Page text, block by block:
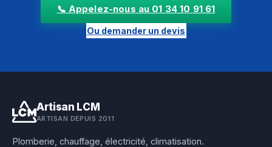
📞 Appelez-nous au 01 34 10 91 61
Ou demander un devis
Artisan LCM
ARTISAN DEPUIS 2011
Plomberie, chauffage, électricité, climatisation.